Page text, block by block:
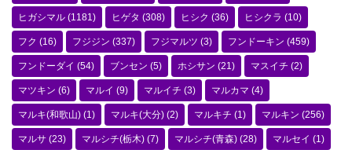
ヒガシマル (1181) ヒゲタ (308) ヒシク (36) ヒシクラ (10)
フク (16) フジジン (337) フジマルツ (3) フンドーキン (459)
フンドーダイ (54) ブンセン (5) ホシサン (21) マスイチ (2)
マツキン (6) マルイ (9) マルイチ (3) マルカマ (4)
マルキ(和歌山) (1) マルキ(大分) (2) マルキチ (1) マルキン (256)
マルサ (23) マルシチ(栃木) (7) マルシチ(青森) (28) マルセイ (1)